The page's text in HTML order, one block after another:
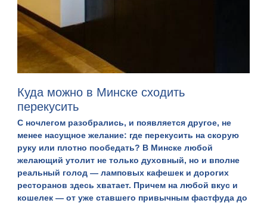
Куда можно в Минске сходить
перекусить
С ночлегом разобрались, и появляется другое, не
менее насущное желание: где перекусить на скорую
руку или плотно пообедать? В Минске любой
желающий утолит не только духовный, но и вполне
реальный голод — ламповых кафешек и дорогих
ресторанов здесь хватает. Причем на любой вкус и
кошелек — от уже ставшего привычным фастфуда до